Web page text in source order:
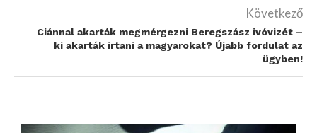
Következő
Ciánnal akarták megmérgezni Beregszász ivóvizét –
ki akarták irtani a magyarokat? Újabb fordulat az
ügyben!